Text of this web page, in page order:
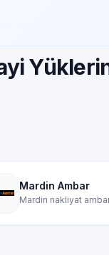
çeşitli malzeme ve